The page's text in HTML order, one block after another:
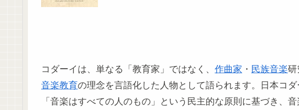
コダーイは、単なる「教育家」ではなく、 作曲家 ・ 民族音楽研
音楽教育の理念を言語化した人物として語られます。日本コ
「音楽はすべての人のもの」という民主的な原則に基づき、